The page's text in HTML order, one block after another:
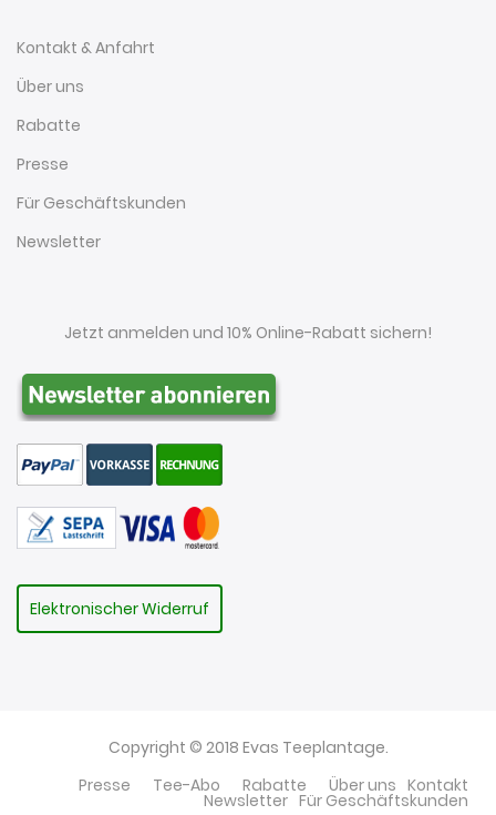
Kontakt & Anfahrt
Über uns
Rabatte
Presse
Für Geschäftskunden
Newsletter
Jetzt anmelden und 10% Online-Rabatt sichern!
Elektronischer Widerruf
Copyright © 2018 Evas Teeplantage.
Kontakt
Über uns
Rabatte
Tee-Abo
Presse
Für Geschäftskunden
Newsletter